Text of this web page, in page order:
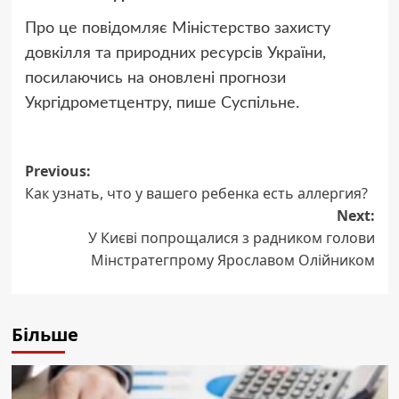
Про це повідомляє Міністерство захисту
довкілля та природних ресурсів України,
посилаючись на оновлені прогнози
Укргідрометцентру, пише Суспільне.
Post
navigation
Previous:
Как узнать, что у вашего ребенка есть аллергия?
Next:
У Києві попрощалися з радником голови
Мінстратегпрому Ярославом Олійником
Більше